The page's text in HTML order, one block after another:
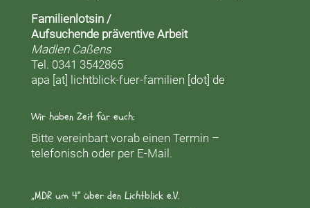
Familienlotsin /
Aufsuchende präventive Arbeit
Madlen Caßens
Tel. 0341 3542865
apa [at] lichtblick-fuer-familien [dot] de
Wir haben Zeit für euch:
Bitte vereinbart vorab einen Termin –
telefonisch oder per E-Mail.
„MDR um 4“ über den Lichtblick e.V.